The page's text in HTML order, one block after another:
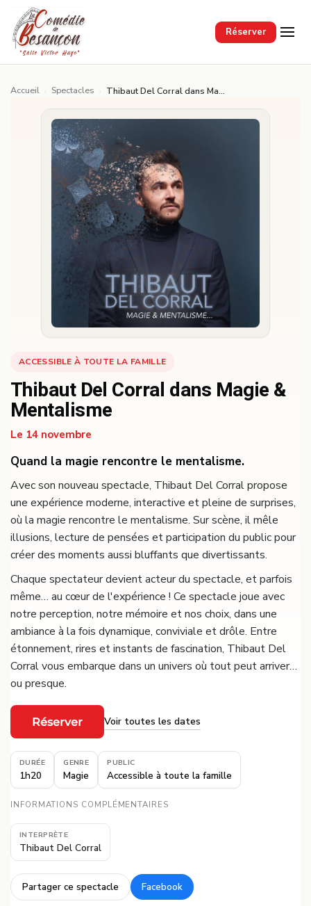
Réserver
Passer au contenu principal
Accueil Spectacles Thibaut Del Corral dans Magie & Mentalisme
ACCESSIBLE À TOUTE LA FAMILLE
Thibaut Del Corral dans Magie &
Mentalisme
Le 14 novembre
Quand la magie rencontre le mentalisme.
Avec son nouveau spectacle, Thibaut Del Corral propose
une expérience moderne, interactive et pleine de surprises,
où la magie rencontre le mentalisme. Sur scène, il mêle
illusions, lecture de pensées et participation du public pour
créer des moments aussi bluffants que divertissants.
Chaque spectateur devient acteur du spectacle, et parfois
même… au cœur de l'expérience ! Ce spectacle joue avec
notre perception, notre mémoire et nos choix, dans une
ambiance à la fois dynamique, conviviale et drôle. Entre
étonnement, rires et instants de fascination, Thibaut Del
Corral vous embarque dans un univers où tout peut arriver…
ou presque.
Réserver
·
Voir toutes les dates
DURÉE
1h20
GENRE
Magie
PUBLIC
Accessible à toute la famille
INFORMATIONS COMPLÉMENTAIRES
INTERPRÈTE
Thibaut Del Corral
Partager ce spectacle
·
Facebook